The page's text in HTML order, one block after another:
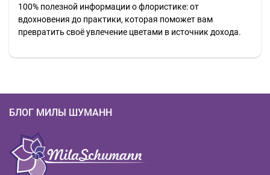
100% полезной информации о флористике: от
вдохновения до практики, которая поможет вам
превратить своё увлечение цветами в источник дохода.
БЛОГ МИЛЫ ШУМАНН